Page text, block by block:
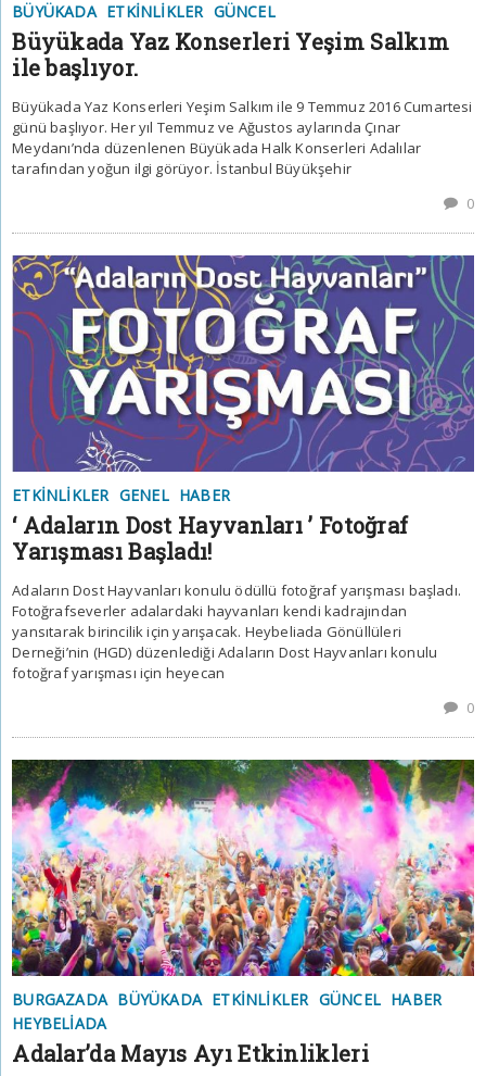
BÜYÜKADA ETKINLIKLER GÜNCEL
Büyükada Yaz Konserleri Yeşim Salkım
ile başlıyor.
Büyükada Yaz Konserleri Yeşim Salkım ile 9 Temmuz 2016 Cumartesi
günü başlıyor. Her yıl Temmuz ve Ağustos aylarında Çınar
Meydanı’nda düzenlenen Büyükada Halk Konserleri Adalılar
tarafından yoğun ilgi görüyor. İstanbul Büyükşehir
0
ETKINLIKLER GENEL HABER
‘ Adaların Dost Hayvanları ’ Fotoğraf
Yarışması Başladı!
Adaların Dost Hayvanları konulu ödüllü fotoğraf yarışması başladı.
Fotoğrafseverler adalardaki hayvanları kendi kadrajından
yansıtarak birincilik için yarışacak. Heybeliada Gönüllüleri
Derneği’nin (HGD) düzenlediği Adaların Dost Hayvanları konulu
fotoğraf yarışması için heyecan
0
BURGAZADA BÜYÜKADA ETKINLIKLER GÜNCEL HABER
HEYBELIADA
Adalar’da Mayıs Ayı Etkinlikleri